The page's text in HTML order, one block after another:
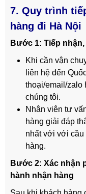
7. Quy trình
hàng đi Hà Nội
Bước 1: Tiếp
Khi cần vận
liên hệ đến
thoại/email/zalo
chúng tôi.
Nhân viên tư
hàng giải đáp
nhất với với cầu
hàng.
Bước 2: Xác nhận
hành nhận hàng